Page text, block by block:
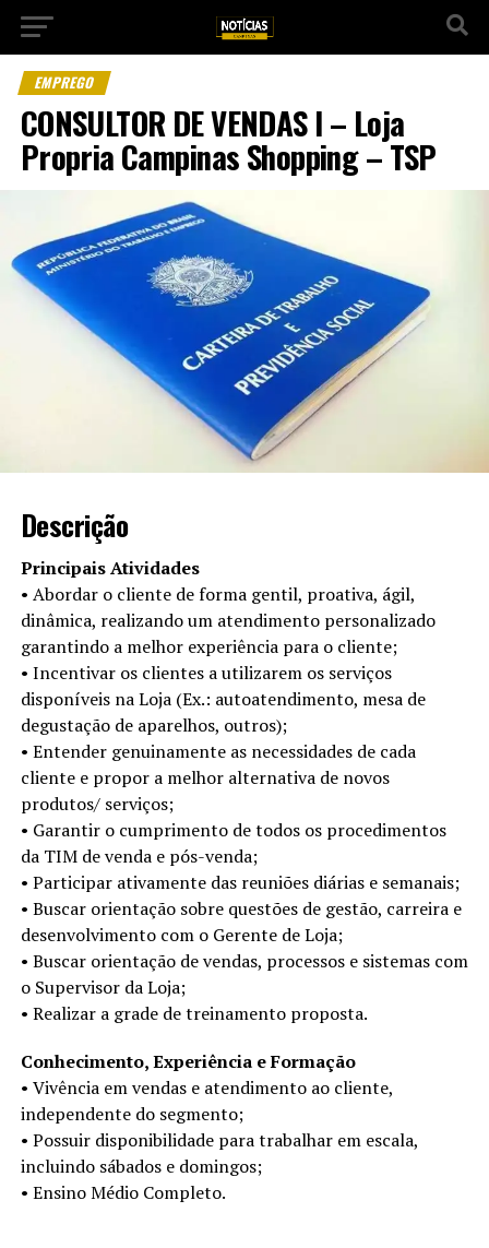
EMPREGO
CONSULTOR DE VENDAS I – Loja
Propria Campinas Shopping – TSP
Descrição
Principais Atividades
• Abordar o cliente de forma gentil, proativa, ágil,
dinâmica, realizando um atendimento personalizado
garantindo a melhor experiência para o cliente;
• Incentivar os clientes a utilizarem os serviços
disponíveis na Loja (Ex.: autoatendimento, mesa de
degustação de aparelhos, outros);
• Entender genuinamente as necessidades de cada
cliente e propor a melhor alternativa de novos
produtos/ serviços;
• Garantir o cumprimento de todos os procedimentos
da TIM de venda e pós-venda;
• Participar ativamente das reuniões diárias e semanais;
• Buscar orientação sobre questões de gestão, carreira e
desenvolvimento com o Gerente de Loja;
• Buscar orientação de vendas, processos e sistemas com
o Supervisor da Loja;
• Realizar a grade de treinamento proposta.
Conhecimento, Experiência e Formação
• Vivência em vendas e atendimento ao cliente,
independente do segmento;
• Possuir disponibilidade para trabalhar em escala,
incluindo sábados e domingos;
• Ensino Médio Completo.